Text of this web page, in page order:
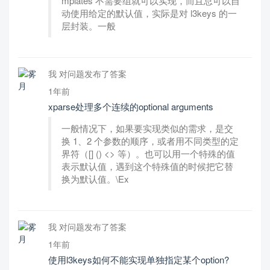
动使用给定的默认值，实际是对 l3keys 的一
层封装。一般
我 对问题发布了答案
1年前
xparse处理多个连续的optional arguments
一般情况下，如果要实现类似的需求，是交
换 1、2 个参数的顺序，或者用不同类型的定
界符（[] () <> 等）。也可以用一个特殊的值
表示默认值，遇到这个特殊值的时候把它替
换为默认值。\Ex
我 对问题发布了答案
1年前
使用l3keys如何不能实现单独指定某个option?